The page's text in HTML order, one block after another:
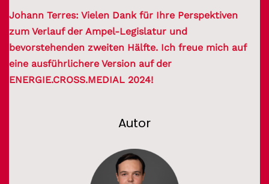
Johann Terres: Vielen Dank für Ihre Perspektiven
zum Verlauf der Ampel-Legislatur und
bevorstehenden zweiten Hälfte. Ich freue mich auf
eine ausführlichere Version auf der
ENERGIE.CROSS.MEDIAL 2024!
Autor